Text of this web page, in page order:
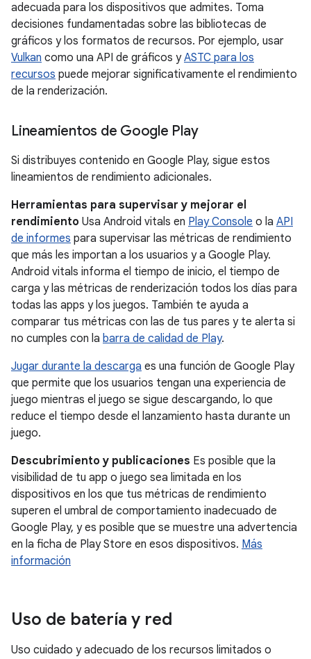
adecuada para los dispositivos que admites. Toma
decisiones fundamentadas sobre las bibliotecas de
gráficos y los formatos de recursos. Por ejemplo, usar
Vulkan como una API de gráficos yASTC para los
recursos puede mejorar significativamente el rendimiento
de la renderización.
Lineamientos de Google Play
Si distribuyes contenido en Google Play, sigue estos
lineamientos de rendimiento adicionales.
Herramientas para supervisar y mejorar el
rendimiento Usa Android vitals en Play Console o la API
de informes para supervisar las métricas de rendimiento
que más les importan a los usuarios y a Google Play.
Android vitals informa el tiempo de inicio, el tiempo de
carga y las métricas de renderización todos los días para
todas las apps y los juegos. También te ayuda a
comparar tus métricas con las de tus pares y te alerta si
no cumples con la barra de calidad de Play.
Jugar durante la descarga es una función de Google Play
que permite que los usuarios tengan una experiencia de
juego mientras el juego se sigue descargando, lo que
reduce el tiempo desde el lanzamiento hasta durante un
juego.
Descubrimiento y publicaciones Es posible que la
visibilidad de tu app o juego sea limitada en los
dispositivos en los que tus métricas de rendimiento
superen el umbral de comportamiento inadecuado de
Google Play, y es posible que se muestre una advertencia
en la ficha de Play Store en esos dispositivos. Más
información
Uso de batería y red
Uso cuidado y adecuado de los recursos limitados o